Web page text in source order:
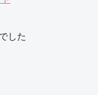
した